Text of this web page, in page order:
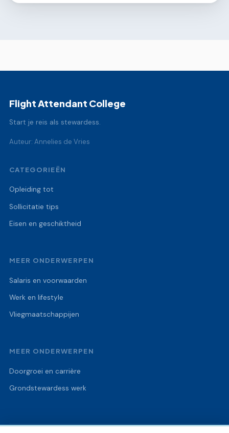
Flight Attendant College
Start je reis als stewardess.
Auteur: Annelies de Vries
CATEGORIEËN
Opleiding tot
Sollicitatie tips
Eisen en geschiktheid
MEER ONDERWERPEN
Salaris en voorwaarden
Werk en lifestyle
Vliegmaatschappijen
MEER ONDERWERPEN
Doorgroei en carrière
Grondstewardess werk